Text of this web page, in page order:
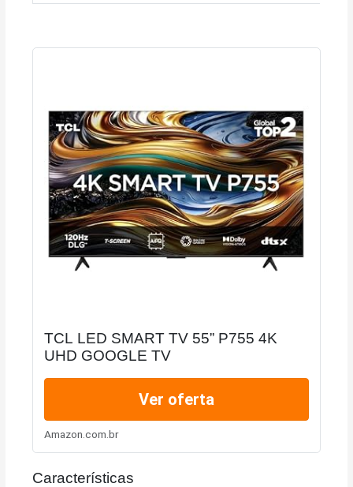
TCL LED SMART TV 55” P755 4K
UHD GOOGLE TV
Ver oferta
Amazon.com.br
Características